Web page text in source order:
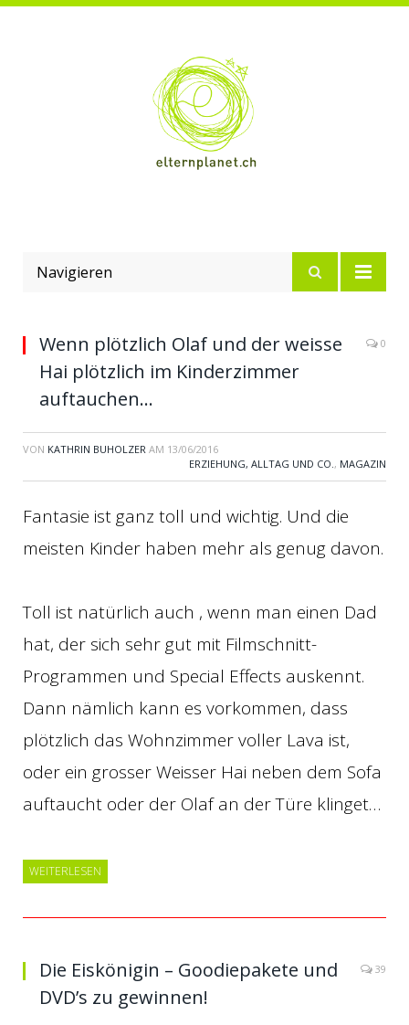
Navigieren
Wenn plötzlich Olaf und der weisse
Hai plötzlich im Kinderzimmer
auftauchen…
0
VON KATHRIN BUHOLZER AM 13/06/2016
ERZIEHUNG, ALLTAG UND CO., MAGAZIN
Fantasie ist ganz toll und wichtig. Und die
meisten Kinder haben mehr als genug davon.
Toll ist natürlich auch , wenn man einen Dad
hat, der sich sehr gut mit Filmschnitt-
Programmen und Special Effects auskennt.
Dann nämlich kann es vorkommen, dass
plötzlich das Wohnzimmer voller Lava ist,
oder ein grosser Weisser Hai neben dem Sofa
auftaucht oder der Olaf an der Türe klinget…
WEITERLESEN
Die Eiskönigin – Goodiepakete und
DVD’s zu gewinnen!
39